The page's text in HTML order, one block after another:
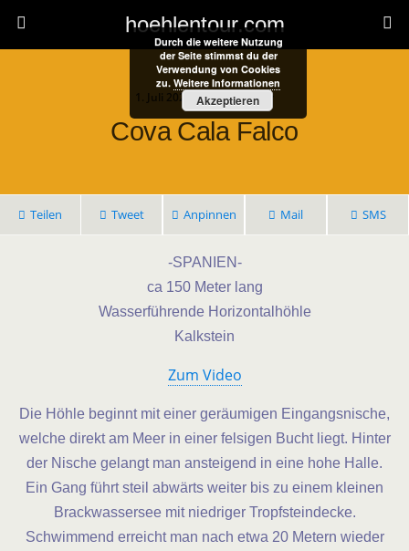
hoehlentour.com
1. Juli 2024 • 1 Kommentar
Cova Cala Falco
Teilen Tweet Anpinnen Mail SMS
-SPANIEN-
ca 150 Meter lang
Wasserführende Horizontalhöhle
Kalkstein
Zum Video
Die Höhle beginnt mit einer geräumigen Eingangsnische,
welche direkt am Meer in einer felsigen Bucht liegt. Hinter
der Nische gelangt man ansteigend in eine hohe Halle.
Ein Gang führt steil abwärts weiter bis zu einem kleinen
Brackwassersee mit niedriger Tropfsteindecke.
Schwimmend erreicht man nach etwa 20 Metern wieder
Durch die weitere Nutzung
der Seite stimmst du der
Verwendung von Cookies
zu. Weitere Informationen
Akzeptieren